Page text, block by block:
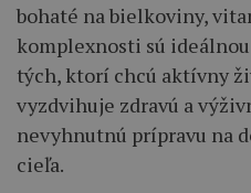
bohaté na bielkoviny,
komplexnosti sú
tých, ktorí chcú aktívny
vyzdvihuje zdravú a
nevyhnutnú prípravu na
cieľa.